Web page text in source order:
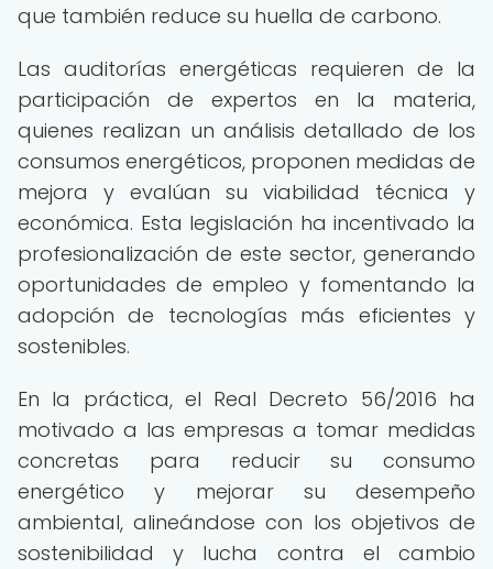
que también reduce su huella de carbono.
Las auditorías energéticas requieren de la
participación de expertos en la materia,
quienes realizan un análisis detallado de los
consumos energéticos, proponen medidas de
mejora y evalúan su viabilidad técnica y
económica. Esta legislación ha incentivado la
profesionalización de este sector, generando
oportunidades de empleo y fomentando la
adopción de tecnologías más eficientes y
sostenibles.
En la práctica, el Real Decreto 56/2016 ha
motivado a las empresas a tomar medidas
concretas para reducir su consumo
energético y mejorar su desempeño
ambiental, alineándose con los objetivos de
sostenibilidad y lucha contra el cambio